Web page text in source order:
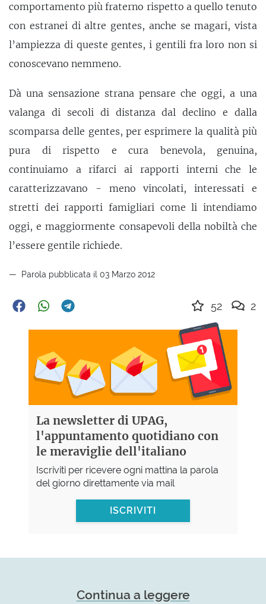
comportamento più fraterno rispetto a quello tenuto
con estranei di altre gentes, anche se magari, vista
l’ampiezza di queste gentes, i gentili fra loro non si
conoscevano nemmeno.
Dà una sensazione strana pensare che oggi, a una
valanga di secoli di distanza dal declino e dalla
scomparsa delle gentes, per esprimere la qualità più
pura di rispetto e cura benevola, genuina,
continuiamo a rifarci ai rapporti interni che le
caratterizzavano - meno vincolati, interessati e
stretti dei rapporti famigliari come li intendiamo
oggi, e maggiormente consapevoli della nobiltà che
l’essere gentile richiede.
Parola pubblicata il 03 Marzo 2012
52 2
La newsletter di UPAG,
l'appuntamento quotidiano con
le meraviglie dell'italiano
Iscriviti per ricevere ogni mattina la parola
del giorno direttamente via mail
ISCRIVITI
Continua a leggere